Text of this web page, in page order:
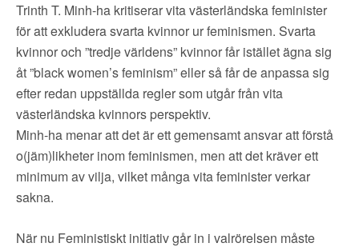
ENGAGERA DIG I F! ▼
ENAD RÖST
PARTILEDARE
OM FI ▼
FÖR MEDLEMMAR ▼
Trinth T. Minh-ha kritiserar vita västerländska feminister
för att exkludera svarta kvinnor ur feminismen. Svarta
kvinnor och ”tredje världens” kvinnor får istället ägna sig
åt ”black women’s feminism” eller så får de anpassa sig
efter redan uppställda regler som utgår från vita
västerländska kvinnors perspektiv.
Minh-ha menar att det är ett gemensamt ansvar att förstå
o(jäm)likheter inom feminismen, men att det kräver ett
minimum av vilja, vilket många vita feminister verkar
sakna.
När nu Feministiskt initiativ går in i valrörelsen måste